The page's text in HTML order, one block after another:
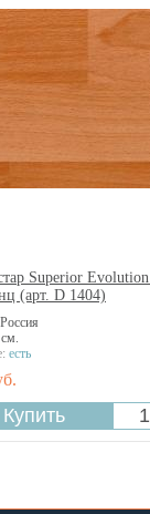
Superior
(арт. D 1404)
Россия
см.
есть